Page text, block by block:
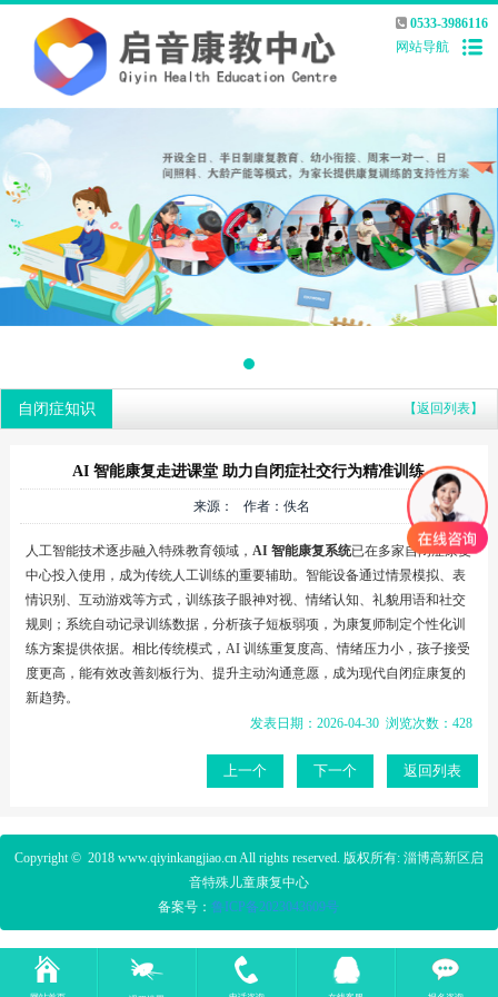
0533-3986116
网站导航
自闭症知识 【返回列表】
AI 智能康复走进课堂 助力自闭症社交行为精准训练
来源： 作者：佚名
人工智能技术逐步融入特殊教育领域， AI 智能康复系统已在多家自闭症康复
中心投入使用，成为传统人工训练的重要辅助。智能设备通过情景模拟、表
情识别、互动游戏等方式，训练孩子眼神对视、情绪认知、礼貌用语和社交
规则；系统自动记录训练数据，分析孩子短板弱项，为康复师制定个性化训
练方案提供依据。相比传统模式，AI 训练重复度高、情绪压力小，孩子接受
度更高，能有效改善刻板行为、提升主动沟通意愿，成为现代自闭症康复的
新趋势。
发表日期：2026-04-30 浏览次数：428
上一个 下一个 返回列表
Copyright © 2018 www.qiyinkangjiao.cnAll rights reserved. 版权所有: 淄博高新区启
音特殊儿童康复中心
备案号：鲁ICP备2023043609号